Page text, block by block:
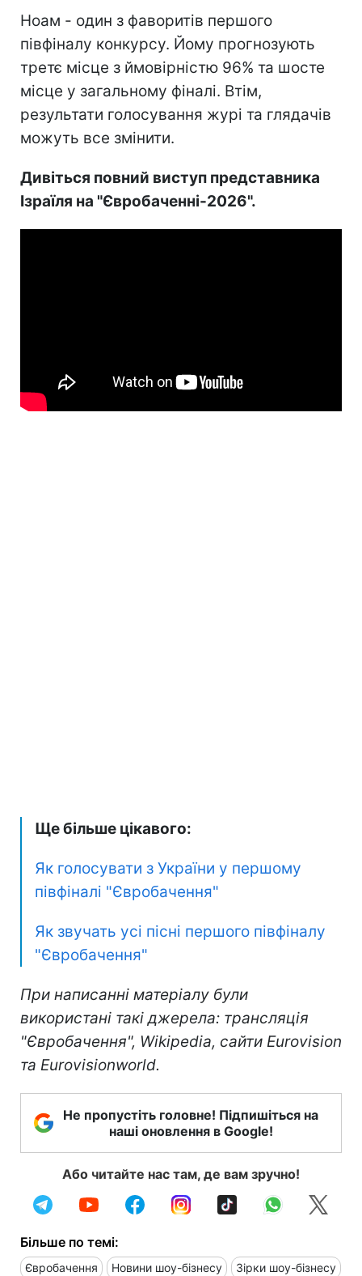
Ноам - один з фаворитів першого
півфіналу конкурсу. Йому прогнозують
третє місце з ймовірністю 96% та шосте
місце у загальному фіналі. Втім,
результати голосування журі та глядачів
можуть все змінити.
Дивіться повний виступ представника
Ізраїля на "Євробаченні-2026".
Ще більше цікавого:
Як голосувати з України у першому
півфіналі "Євробачення"
Як звучать усі пісні першого півфіналу
"Євробачення"
При написанні матеріалу були
використані такі джерела: трансляція
"Євробачення", Wikipedia, сайти Eurovision
та Eurovisionworld.
Не пропустіть головне! Підпишіться на
наші оновлення в Google!
Або читайте нас там, де вам зручно!
Більше по темі:
Євробачення Новини шоу-бізнесу Зірки шоу-бізнесу